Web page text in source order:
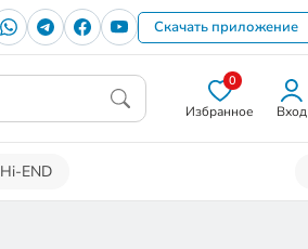
Скачать приложение
0
Избранное Вход
Hi-END